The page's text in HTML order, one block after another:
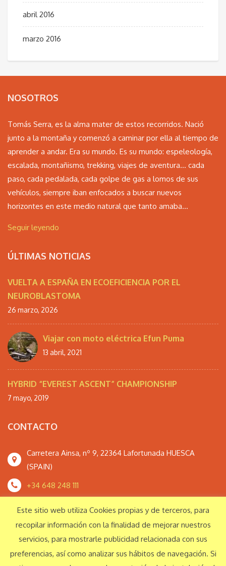
abril 2016
marzo 2016
NOSOTROS
Tomás Serra, es la alma mater de estos recorridos. Nació
junto a la montaña y comenzó a caminar por ella al tiempo de
aprender a andar. Era su mundo. Es su mundo: espeleología,
escalada, montañismo, trekking, viajes de aventura… cada
paso, cada pedalada, cada golpe de gas a lomos de sus
vehículos, siempre iban enfocados a buscar nuevos
horizontes en este medio natural que tanto amaba...
Seguir leyendo
ÚLTIMAS NOTICIAS
VUELTA A ESPAÑA EN ECOEFICIENCIA POR EL
NEUROBLASTOMA
26 marzo, 2026
Viajar con moto eléctrica Efun Puma
13 abril, 2021
HYBRID “EVEREST ASCENT” CHAMPIONSHIP
7 mayo, 2019
CONTACTO
Carretera Ainsa, nº 9, 22364 Lafortunada HUESCA
(SPAIN)
+34 648 248 111
Responsabilidad Social Corporativa
Este sitio web utiliza Cookies propias y de terceros, para
recopilar información con la finalidad de mejorar nuestros
servicios, para mostrarle publicidad relacionada con sus
preferencias, así como analizar sus hábitos de navegación. Si